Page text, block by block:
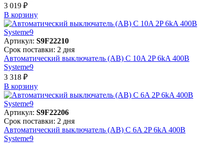
3 019 ₽
В корзинy
Артикул: S9F22210
Срок поставки: 2 дня
Автоматический выключатель (АВ) C 10A 2P 6kA 400В
Systeme9
3 318 ₽
В корзинy
Артикул: S9F22206
Срок поставки: 2 дня
Автоматический выключатель (АВ) C 6A 2P 6kA 400В
Systeme9